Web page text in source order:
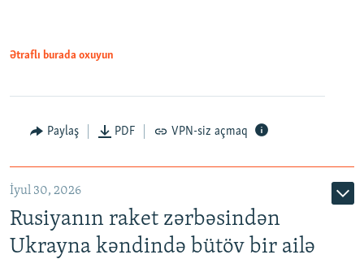
Ətraflı burada oxuyun
Paylaş PDF VPN-siz açmaq
İyul 30, 2026
Rusiyanın raket zərbəsindən
Ukrayna kəndində bütöv bir ailə